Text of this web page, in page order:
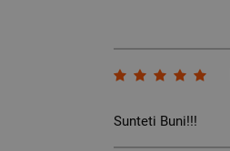
Sunteti Buni!!!